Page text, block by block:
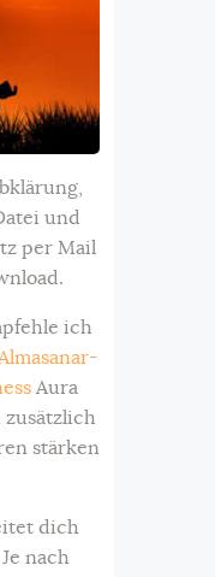
und
per Mail
ich
Aura
zusätzlich
stärken
dich
nach